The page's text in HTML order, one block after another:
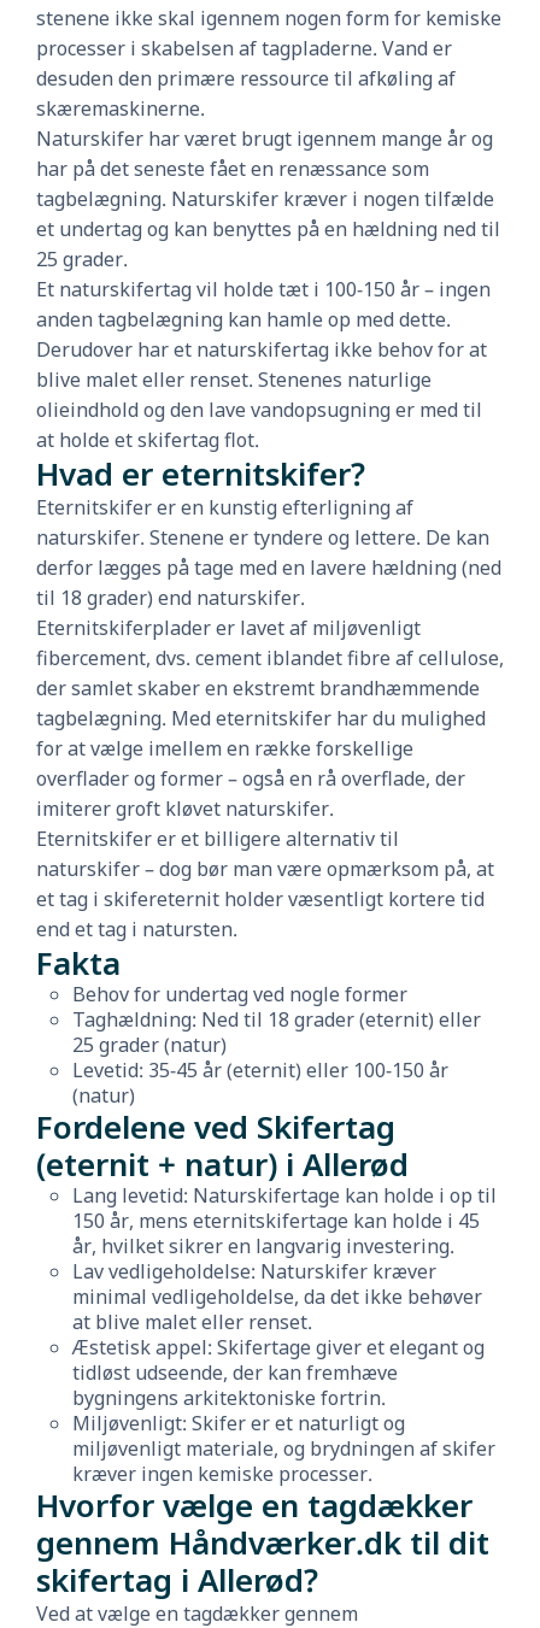
stenene ikke skal igennem nogen form for kemiske
processer i skabelsen af tagpladerne. Vand er
desuden den primære ressource til afkøling af
skæremaskinerne.
Naturskifer har været brugt igennem mange år og
har på det seneste fået en renæssance som
tagbelægning. Naturskifer kræver i nogen tilfælde
et undertag og kan benyttes på en hældning ned til
25 grader.
Et naturskifertag vil holde tæt i 100-150 år – ingen
anden tagbelægning kan hamle op med dette.
Derudover har et naturskifertag ikke behov for at
blive malet eller renset. Stenenes naturlige
olieindhold og den lave vandopsugning er med til
at holde et skifertag flot.
Hvad er eternitskifer?
Eternitskifer er en kunstig efterligning af
naturskifer. Stenene er tyndere og lettere. De kan
derfor lægges på tage med en lavere hældning (ned
til 18 grader) end naturskifer.
Eternitskiferplader er lavet af miljøvenligt
fibercement, dvs. cement iblandet fibre af cellulose,
der samlet skaber en ekstremt brandhæmmende
tagbelægning. Med eternitskifer har du mulighed
for at vælge imellem en række forskellige
overflader og former – også en rå overflade, der
imiterer groft kløvet naturskifer.
Eternitskifer er et billigere alternativ til
naturskifer – dog bør man være opmærksom på, at
et tag i skifereternit holder væsentligt kortere tid
end et tag i natursten.
Fakta
Behov for undertag ved nogle former
Taghældning: Ned til 18 grader (eternit) eller
25 grader (natur)
Levetid: 35-45 år (eternit) eller 100-150 år
(natur)
Fordelene ved Skifertag
(eternit + natur) i Allerød
Lang levetid: Naturskifertage kan holde i op til
150 år, mens eternitskifertage kan holde i 45
år, hvilket sikrer en langvarig investering.
Lav vedligeholdelse: Naturskifer kræver
minimal vedligeholdelse, da det ikke behøver
at blive malet eller renset.
Æstetisk appel: Skifertage giver et elegant og
tidløst udseende, der kan fremhæve
bygningens arkitektoniske fortrin.
Miljøvenligt: Skifer er et naturligt og
miljøvenligt materiale, og brydningen af skifer
kræver ingen kemiske processer.
Hvorfor vælge en tagdækker
gennem Håndværker.dk til dit
skifertag i Allerød?
Ved at vælge en tagdækker gennem